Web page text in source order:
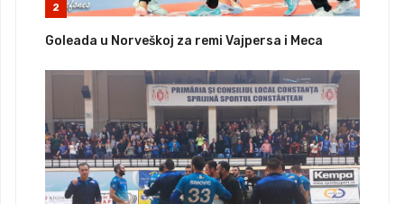
2
Goleada u Norveškoj za remi Vajpersa i Meca